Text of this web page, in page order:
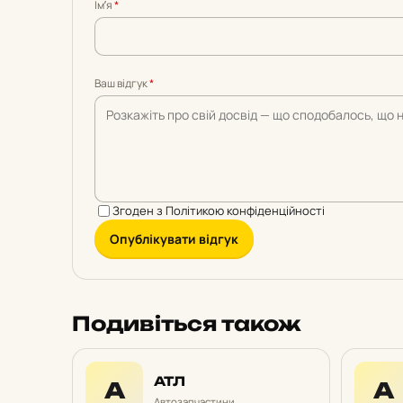
5
5
5
5
5
Імʼя*
Ваш відгук*
Згоден з Політикою конфіденційності
Опублікувати відгук
Подивіться також
А АТЛ А